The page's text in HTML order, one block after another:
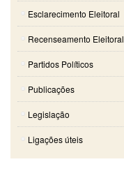
Esclarecimento Eleitoral
Recenseamento Eleitoral
Partidos Políticos
Publicações
Legislação
Ligações úteis